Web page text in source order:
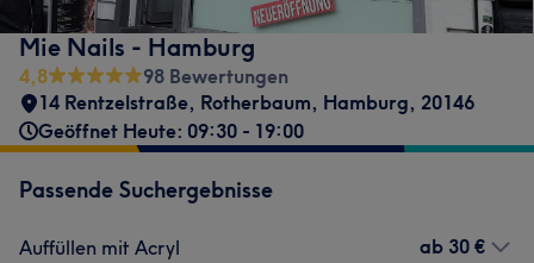
Mie Nails - Hamburg
4,8
98 Bewertungen
14 Rentzelstraße, Rotherbaum, Hamburg, 20146
Geöffnet Heute: 09:30 - 19:00
Passende Suchergebnisse
Auffüllen mit Acryl
ab 30 €